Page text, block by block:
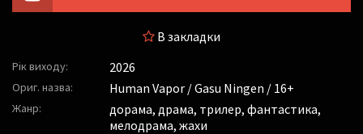
В закладки
Рік виходу: 2026
Ориг. назва: Human Vapor / Gasu Ningen / 16+
Жанр:
дорама, драма, трилер, фантастика,
мелодрама, жахи